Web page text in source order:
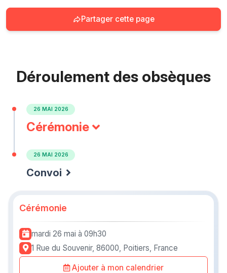
Partager cette page
Déroulement des obsèques
26 MAI 2026
Cérémonie
26 MAI 2026
Convoi
Cérémonie
mardi 26 mai à 09h30
1 Rue du Souvenir, 86000, Poitiers, France
Ajouter à mon calendrier